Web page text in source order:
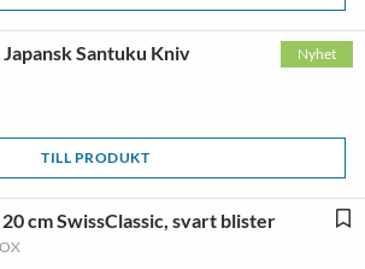
Nyhet
Japansk Santuku Kniv
TILL PRODUKT
cm SwissClassic, svart blister